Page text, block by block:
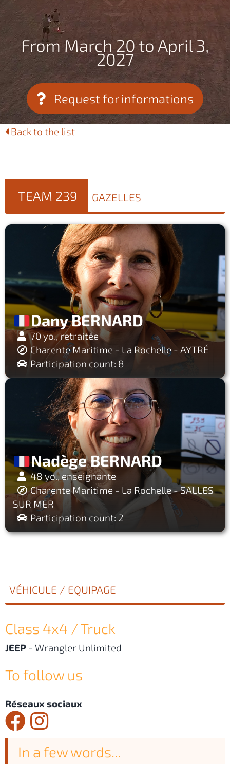
From March 20 to April 3,
2027
Request for informations
Back to the list
TEAM 239 GAZELLES
Dany BERNARD
70 yo., retraitée
Charente Maritime - La Rochelle - AYTRÉ
Participation count: 8
Nadège BERNARD
48 yo., enseignante
Charente Maritime - La Rochelle - SALLES
SUR MER
Participation count: 2
VÉHICULE / EQUIPAGE
Class 4x4 / Truck
JEEP - Wrangler Unlimited
To follow us
Réseaux sociaux
In a few words...